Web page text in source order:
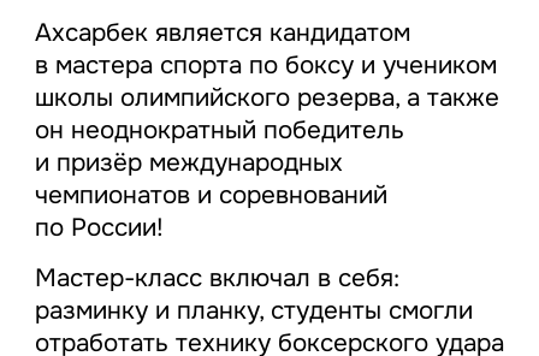
Ахсарбек является кандидатом
в мастера спорта по боксу и учеником
школы олимпийского резерва, а также
он неоднократный победитель
и призёр международных
чемпионатов и соревнований
по России!
Мастер-класс включал в себя:
разминку и планку, студенты смогли
отработать технику боксерского удара